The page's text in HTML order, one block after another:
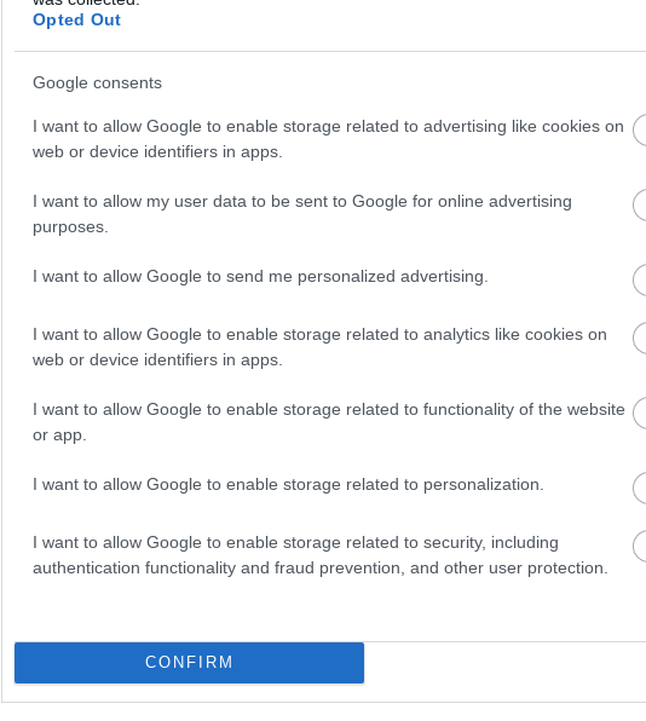
Opted Out
Google consents
I want to allow Google to enable storage related to advertising like cookies on
web or device identifiers in apps.
I want to allow my user data to be sent to Google for online advertising
purposes.
I want to allow Google to send me personalized advertising.
I want to allow Google to enable storage related to analytics like cookies on
web or device identifiers in apps.
I want to allow Google to enable storage related to functionality of the website
or app.
I want to allow Google to enable storage related to personalization.
I want to allow Google to enable storage related to security, including
authentication functionality and fraud prevention, and other user protection.
CONFIRM
a Porsche Holding elkötelezett a modern, környezettudatos
mellett Magyarországon és a régióban egyaránt – zárta